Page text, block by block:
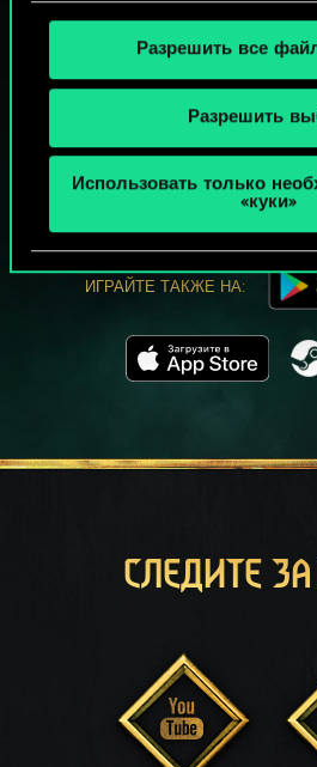
Разрешить все
Разрешить
Использовать только
«куки»
МОЖЕТ
ИГРАТЬ
БЕСПЛАТНО
ИГРАЙТЕ ТАКЖЕ НА:
СЛЕДИТЕ